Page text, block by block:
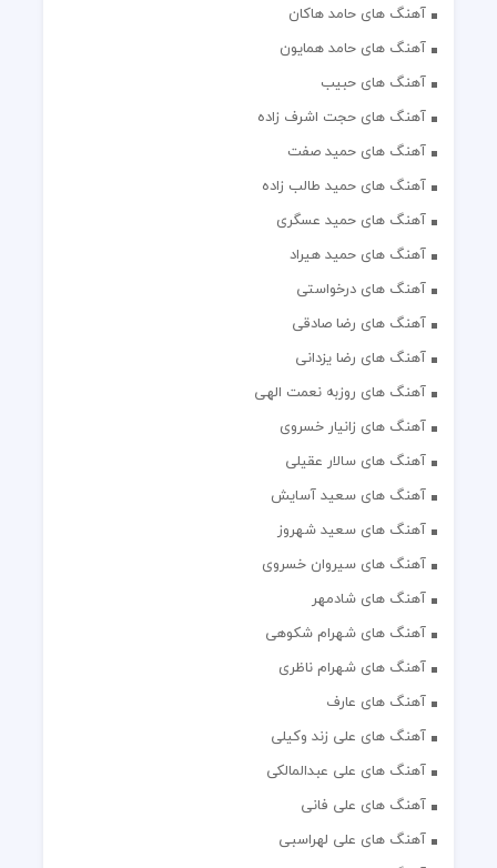
آهنگ های حامد هاکان
آهنگ های حامد همایون
آهنگ های حبیب
آهنگ های حجت اشرف زاده
آهنگ های حمید صفت
آهنگ های حمید طالب زاده
آهنگ های حمید عسگری
آهنگ های حمید هیراد
آهنگ های درخواستی
آهنگ های رضا صادقی
آهنگ های رضا یزدانی
آهنگ های روزبه نعمت الهی
آهنگ های زانیار خسروی
آهنگ های سالار عقیلی
آهنگ های سعید آسایش
آهنگ های سعید شهروز
آهنگ های سیروان خسروی
آهنگ های شادمهر
آهنگ های شهرام شکوهی
آهنگ های شهرام ناظری
آهنگ های عارف
آهنگ های علی زند وکیلی
آهنگ های علی عبدالمالکی
آهنگ های علی فانی
آهنگ های علی لهراسبی